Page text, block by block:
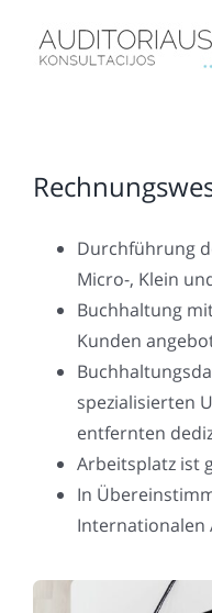
Durchführung
Micro-, Klein
Buchhaltung
Kunden
spezialisierten
entfernten
Arbeitsplatz ist
In
Internationalen